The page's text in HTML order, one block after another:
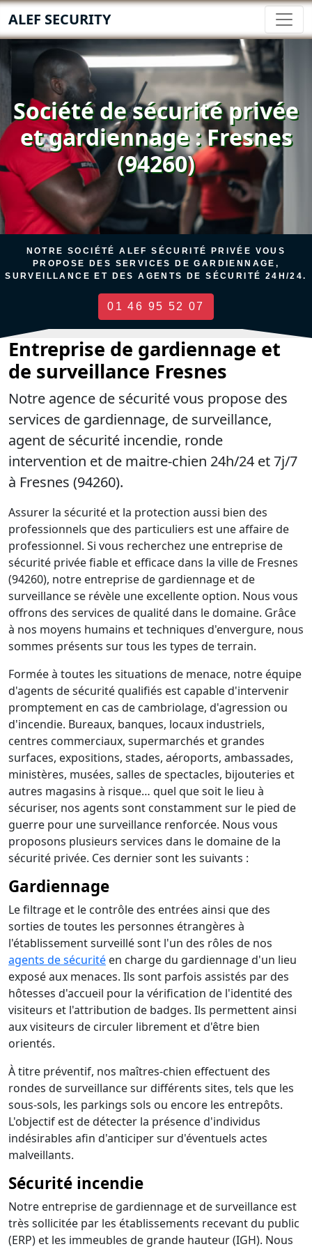
ALEF SECURITY
Société de sécurité privée
et gardiennage : Fresnes
(94260)
NOTRE SOCIÉTÉ ALEF SÉCURITÉ PRIVÉE VOUS
PROPOSE DES SERVICES DE GARDIENNAGE,
SURVEILLANCE ET DES AGENTS DE SÉCURITÉ 24H/24.
01 46 95 52 07
Entreprise de gardiennage et
de surveillance Fresnes
Notre agence de sécurité vous propose des
services de gardiennage, de surveillance,
agent de sécurité incendie, ronde
intervention et de maitre-chien 24h/24 et 7j/7
à Fresnes (94260).
Assurer la sécurité et la protection aussi bien des
professionnels que des particuliers est une affaire de
professionnel. Si vous recherchez une entreprise de
sécurité privée fiable et efficace dans la ville de Fresnes
(94260), notre entreprise de gardiennage et de
surveillance se révèle une excellente option. Nous vous
offrons des services de qualité dans le domaine. Grâce
à nos moyens humains et techniques d'envergure, nous
sommes présents sur tous les types de terrain.
Formée à toutes les situations de menace, notre équipe
d'agents de sécurité qualifiés est capable d'intervenir
promptement en cas de cambriolage, d'agression ou
d'incendie. Bureaux, banques, locaux industriels,
centres commerciaux, supermarchés et grandes
surfaces, expositions, stades, aéroports, ambassades,
ministères, musées, salles de spectacles, bijouteries et
autres magasins à risque… quel que soit le lieu à
sécuriser, nos agents sont constamment sur le pied de
guerre pour une surveillance renforcée. Nous vous
proposons plusieurs services dans le domaine de la
sécurité privée. Ces dernier sont les suivants :
Gardiennage
Le filtrage et le contrôle des entrées ainsi que des
sorties de toutes les personnes étrangères à
l'établissement surveillé sont l'un des rôles de nos
agents de sécurité en charge du gardiennage d'un lieu
exposé aux menaces. Ils sont parfois assistés par des
hôtesses d'accueil pour la vérification de l'identité des
visiteurs et l'attribution de badges. Ils permettent ainsi
aux visiteurs de circuler librement et d'être bien
orientés.
À titre préventif, nos maîtres-chien effectuent des
rondes de surveillance sur différents sites, tels que les
sous-sols, les parkings sols ou encore les entrepôts.
L'objectif est de détecter la présence d'individus
indésirables afin d'anticiper sur d'éventuels actes
malveillants.
Sécurité incendie
Notre entreprise de gardiennage et de surveillance est
très sollicitée par les établissements recevant du public
(ERP) et les immeubles de grande hauteur (IGH). Nous